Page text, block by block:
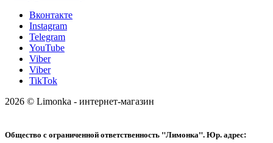
Вконтакте
Instagram
Telegram
YouTube
Viber
Viber
TikTok
2026 © Limonka - интернет-магазин
Общество с ограниченной ответственность "Лимонка". Юр. адрес: